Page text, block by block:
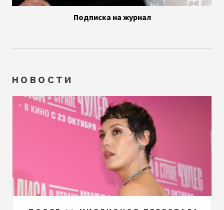
Подписка на журнал
НОВОСТИ